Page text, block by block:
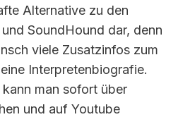
Alternative zu den
SoundHound dar, denn
viele Zusatzinfos zum
Interpretenbiografie.
man sofort über
und auf Youtube